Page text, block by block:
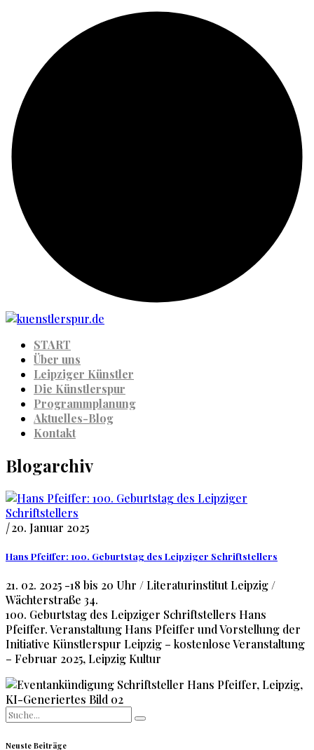
START
Über uns
Leipziger Künstler
Die Künstlerspur
Programmplanung
Aktuelles-Blog
Kontakt
Blogarchiv
| 20. Januar 2025
Hans Pfeiffer: 100. Geburtstag des Leipziger Schriftstellers
21. 02. 2025 -18 bis 20 Uhr / Literaturinstitut Leipzig /
Wächterstraße 34.
100. Geburtstag des Leipziger Schriftstellers Hans
Pfeiffer. Veranstaltung Hans Pfeiffer und Vorstellung der
Initiative Künstlerspur Leipzig – kostenlose Veranstaltung
– Februar 2025, Leipzig Kultur
Search
Neuste Beiträge